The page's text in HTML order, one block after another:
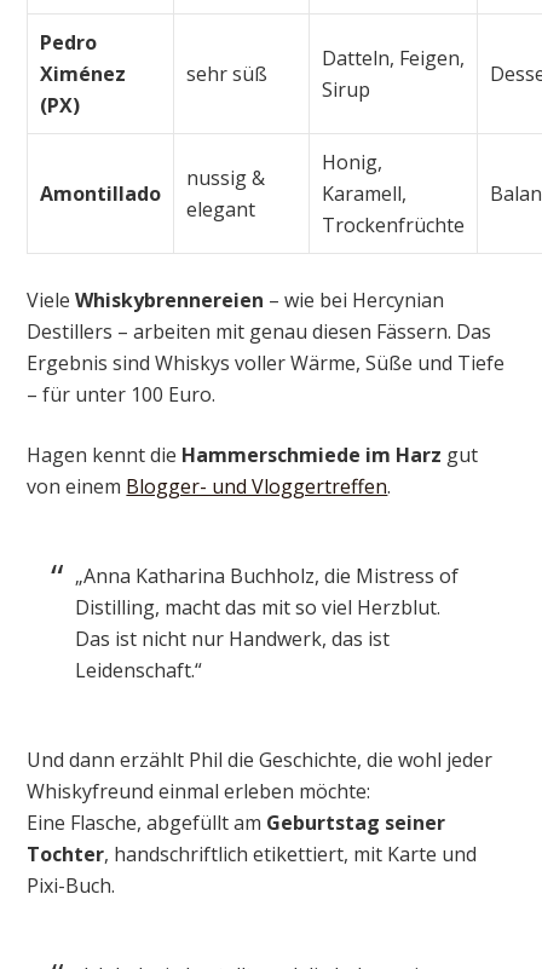
Pedro
Ximénez
(PX)
sehr süß
Datteln, Feigen,
Sirup
Amontillado
nussig &
elegant
Honig,
Karamell,
Trockenfrüchte
VieleWhiskybrennereien – wie bei Hercynian
Destillers – arbeiten mit genau diesen Fässern. Das
Ergebnis sind Whiskys voller Wärme, Süße und Tiefe
– für unter 100 Euro.
Hagen kennt die Hammerschmiede im Harz gut
von einem Blogger- und Vloggertreffen.
„Anna Katharina Buchholz, die Mistress of
Distilling, macht das mit so viel Herzblut.
Das ist nicht nur Handwerk, das ist
Leidenschaft.“
Und dann erzählt Phil die Geschichte, die wohl jeder
Whiskyfreund einmal erleben möchte:
Eine Flasche, abgefüllt am Geburtstag seiner
Tochter, handschriftlich etikettiert, mit Karte und
Pixi-Buch.